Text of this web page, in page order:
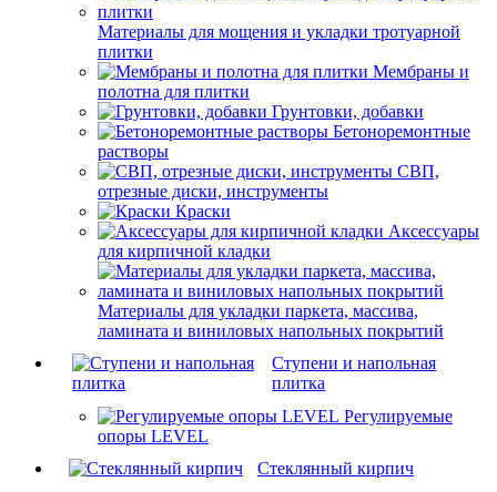
Материалы для мощения и укладки тротуарной
плитки
Мембраны и
полотна для плитки
Грунтовки, добавки
Бетоноремонтные
растворы
СВП,
отрезные диски, инструменты
Краски
Аксессуары
для кирпичной кладки
Материалы для укладки паркета, массива,
ламината и виниловых напольных покрытий
Ступени и напольная
плитка
Регулируемые
опоры LEVEL
Cтеклянный кирпич